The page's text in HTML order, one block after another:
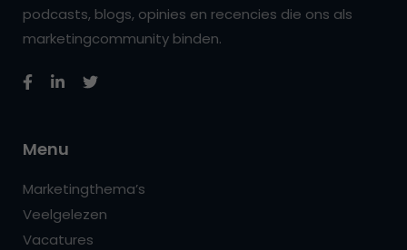
podcasts, blogs, opinies en recencies die ons als
marketingcommunity binden.
Menu
Marketingthema’s
Veelgelezen
Vacatures